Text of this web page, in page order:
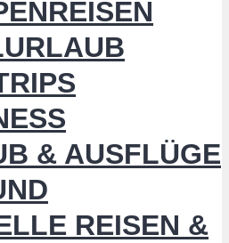
& AUSFLÜGE
REISEN &